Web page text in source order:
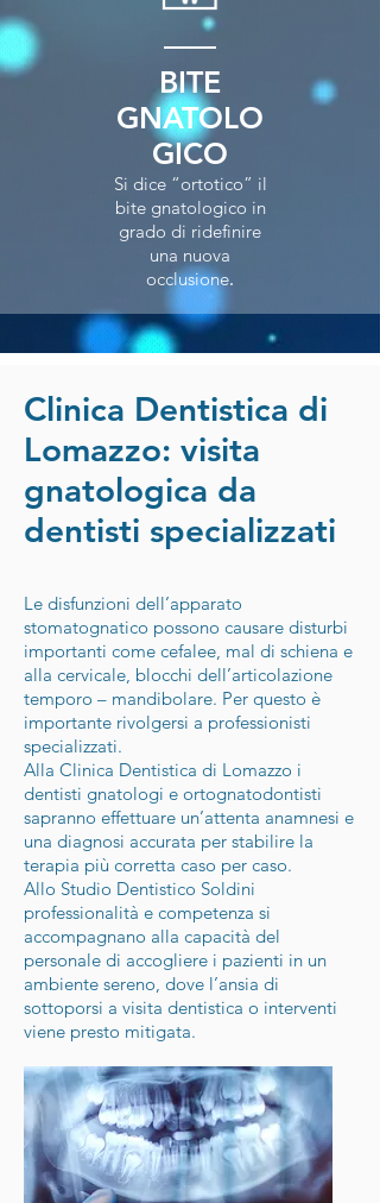
BITE
GNATOLO
GICO
Si dice “ortotico” il
bite gnatologico in
grado di ridefinire
una nuova
occlusione.
Clinica Dentistica di
Lomazzo: visita
gnatologica da
dentisti specializzati
Le disfunzioni dell’apparato
stomatognatico possono causare disturbi
importanti come cefalee, mal di schiena e
alla cervicale, blocchi dell’articolazione
temporo – mandibolare. Per questo è
importante rivolgersi a professionisti
specializzati.
Alla Clinica Dentistica di Lomazzo i
dentisti gnatologi e ortognatodontisti
sapranno effettuare un’attenta anamnesi e
una diagnosi accurata per stabilire la
terapia più corretta caso per caso.
Allo Studio Dentistico Soldini
professionalità e competenza si
accompagnano alla capacità del
personale di accogliere i pazienti in un
ambiente sereno, dove l’ansia di
sottoporsi a visita dentistica o interventi
viene presto mitigata.